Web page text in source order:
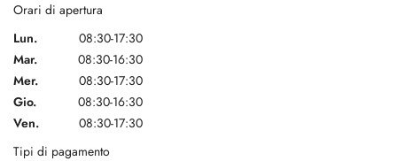
Orari di apertura
Lun.
08:30-17:30
Mar.
08:30-16:30
Mer.
08:30-17:30
Gio.
08:30-16:30
Ven.
08:30-17:30
Tipi di pagamento